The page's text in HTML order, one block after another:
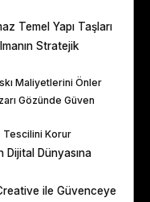
Temel Yapı Taşları
Stratejik
Maliyetlerini Önler
Gözünde Güven
Tescilini Korur
Dijital Dünyasına
ile Güvenceye